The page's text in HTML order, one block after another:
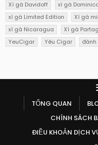
Xì gà Davidoff
xì gà
xì gà Limited Edition
Xì gà
xì gà Nicaragua
Xì gà
YeuCigar
Yêu Cigar đánh
TỔNG QUAN
CHÍNH SÁCH
ĐIỀU KHOẢN DỊCH